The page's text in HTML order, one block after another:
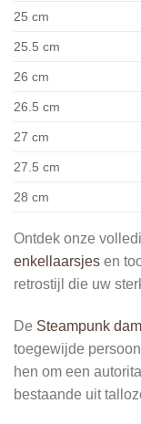
25 cm
25.5 cm
26 cm
26.5 cm
27 cm
27.5 cm
28 cm
Ontdek onze
enkellaarsjes en
retrostijl die uw
De Steampunk
toegewijde
hen om een
bestaande uit